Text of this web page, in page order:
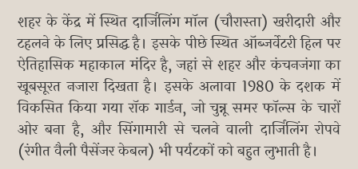
शहर के केंद्र में स्थित दार्जिलिंग मॉल (चौरास्ता) खरीदारी और
टहलने के लिए प्रसिद्ध है। इसके पीछे स्थित ऑब्जर्वेटरी हिल पर
ऐतिहासिक महाकाल मंदिर है, जहां से शहर और कंचनजंगा का
खूबसूरत नजारा दिखता है। इसके अलावा 1980 के दशक में
विकसित किया गया रॉक गार्डन, जो चुन्नू समर फॉल्स के चारों
ओर बना है, और सिंगामारी से चलने वाली दार्जिलिंग रोपवे
(रंगीत वैली पैसेंजर केबल) भी पर्यटकों को बहुत लुभाती है।